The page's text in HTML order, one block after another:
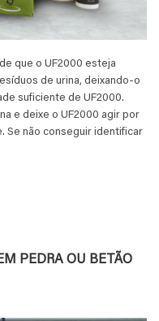
que o UF2000 esteja
de urina, deixando-o
suficiente de UF2000.
e deixe o UF2000 agir por
Se não conseguir identificar
PEDRA OU BETÃO